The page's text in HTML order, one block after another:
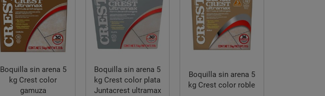
Boquilla sin arena 5
kg Crest color
gamuza
Boquilla sin arena 5
kg Crest color plata
Juntacrest ultramax
Boquilla sin arena 5
kg Crest color roble